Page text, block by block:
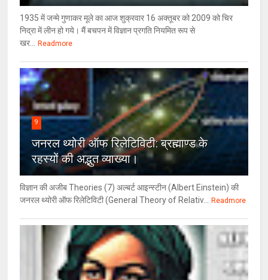
1935 में जन्मे गुणाकर मूले का आज शुक्रवार 16 अक्तूबर को 2009 को चिर
निद्रा में लीन हो गये। मैं बचपन में विज्ञान प्रगति नियमित रूप से
खर...
Readmore
9
जनरल थ्‍योरी ऑफ रिलेटिविटी: ब्रह्माण्‍ड के
रहस्‍यों की अद्भुत व्‍याख्‍या।
विज्ञान की अजीब Theories (7) अल्‍बर्ट आइन्स्टीन (Albert Einstein) की
जनरल थ्योरी ऑफ रिलेटिविटी (General Theory of Relativ...
Readmore